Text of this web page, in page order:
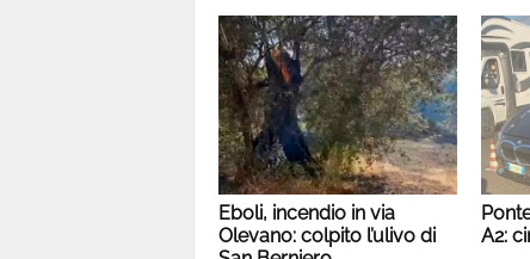
Eboli, incendio in via
Olevano: colpito l’ulivo di
A2: